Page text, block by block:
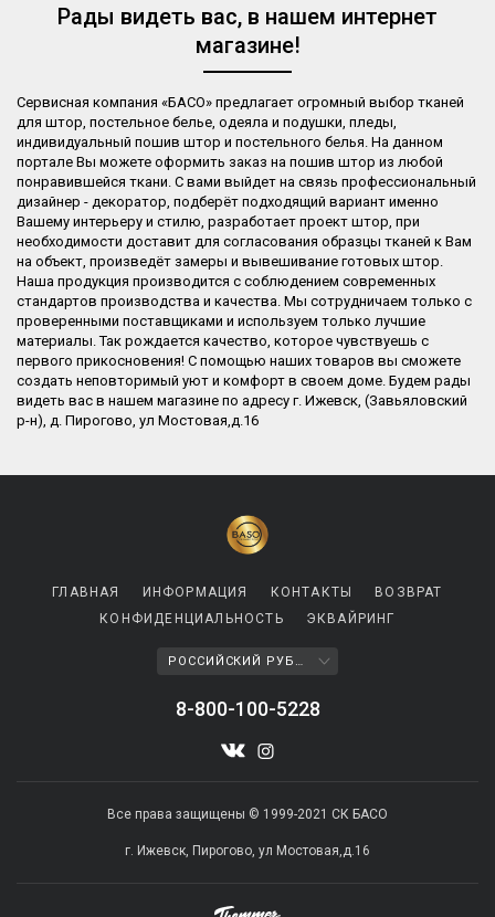
Рады видеть вас, в нашем интернет
магазине!
Сервисная компания «БАСО» предлагает огромный выбор тканей
для штор, постельное белье, одеяла и подушки, пледы,
индивидуальный пошив штор и постельного белья. На данном
портале Вы можете оформить заказ на пошив штор из любой
понравившейся ткани. С вами выйдет на связь профессиональный
дизайнер - декоратор, подберёт подходящий вариант именно
Вашему интерьеру и стилю, разработает проект штор, при
необходимости доставит для согласования образцы тканей к Вам
на объект, произведёт замеры и вывешивание готовых штор.
Наша продукция производится с соблюдением современных
стандартов производства и качества. Мы сотрудничаем только с
проверенными поставщиками и используем только лучшие
материалы. Так рождается качество, которое чувствуешь с
первого прикосновения! С помощью наших товаров вы сможете
создать неповторимый уют и комфорт в своем доме. Будем рады
видеть вас в нашем магазине по адресу г. Ижевск, (Завьяловский
р-н), д. Пирогово, ул Мостовая,д.16​
ГЛАВНАЯ ИНФОРМАЦИЯ КОНТАКТЫ
ВОЗВРАТ
КОНФИДЕНЦИАЛЬНОСТЬ
ЭКВАЙРИНГ
РОССИЙСКИЙ РУБЛЬ
8-800-100-5228
Все права защищены © 1999-2021 СК БАСО
г. Ижевск, Пирогово, ул Мостовая,д.16